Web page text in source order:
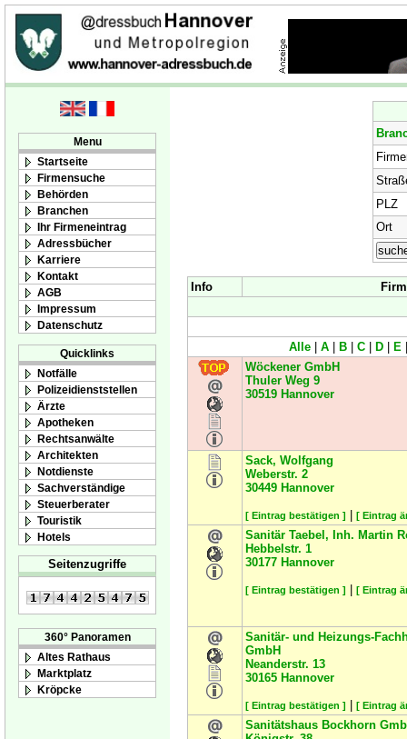
Menu
Startseite
Firmensuche
Behörden
Branchen
Ihr Firmeneintrag
Adressbücher
Karriere
Kontakt
AGB
Impressum
Datenschutz
Quicklinks
Notfälle
Polizeidienststellen
Ärzte
Apotheken
Rechtsanwälte
Architekten
Notdienste
Sachverständige
Steuerberater
Touristik
Hotels
Seitenzugriffe
360° Panoramen
Altes Rathaus
Marktplatz
Kröpcke
PLZ
Ort
Info
Alle A B C D E
Wöckener GmbH
Thuler Weg 9
30519 Hannover
Sack, Wolfgang
Weberstr. 2
30449 Hannover
[ Eintrag bestätigen ] [ Eintrag
Sanitär Taebel, Inh. Martin
Hebbelstr. 1
30177 Hannover
[ Eintrag bestätigen ] [ Eintrag
Sanitär- und Heizungs-
GmbH
Neanderstr. 13
30165 Hannover
[ Eintrag bestätigen ] [ Eintrag
Sanitätshaus Bockhorn